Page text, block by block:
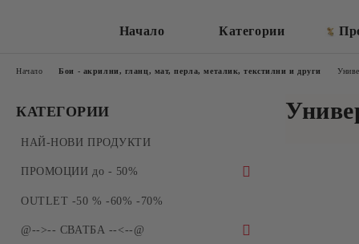
Начало Категории
КАТЕГОРИИ
НАЙ-НОВИ ПРОДУКТИ
ПРОМОЦИИ до - 50%
ПРОМОЦИИ - Силиконови молдове и
OUTLET -50 % -60% -70%
@-->-- СВАТБА --<--@
Начало Бои - акрилни, гланц, мат, перла, металик, текстилни и други